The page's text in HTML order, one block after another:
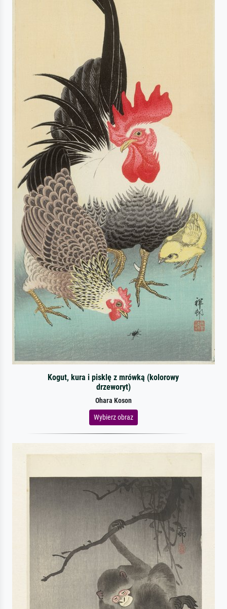
Kogut, kura i pisklę z mrówką (kolorowy
drzeworyt)
Ohara Koson
Wybierz obraz